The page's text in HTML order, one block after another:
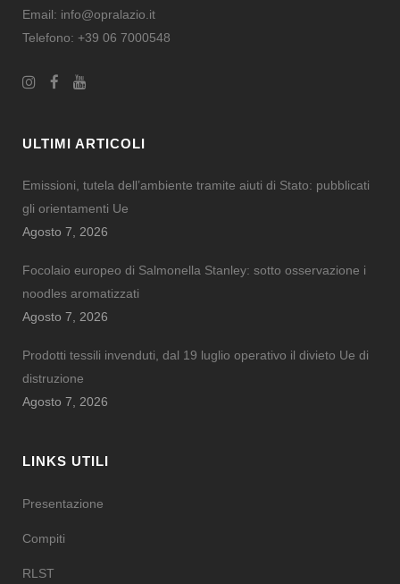
Email: info@opralazio.it
Telefono: +39 06 7000548
ULTIMI ARTICOLI
Emissioni, tutela dell’ambiente tramite aiuti di Stato: pubblicati
gli orientamenti Ue
Agosto 7, 2026
Focolaio europeo di Salmonella Stanley: sotto osservazione i
noodles aromatizzati
Agosto 7, 2026
Prodotti tessili invenduti, dal 19 luglio operativo il divieto Ue di
distruzione
Agosto 7, 2026
LINKS UTILI
Presentazione
Compiti
RLST